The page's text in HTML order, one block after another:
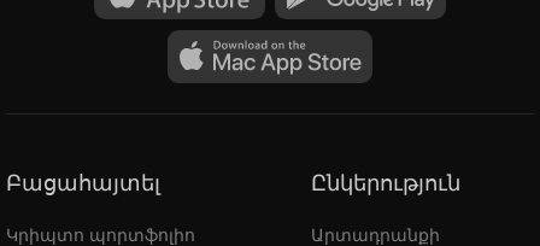
Բացահայտել
Կրիպտո պորտֆոլիո
Ընկերություն
Արտադրանքի